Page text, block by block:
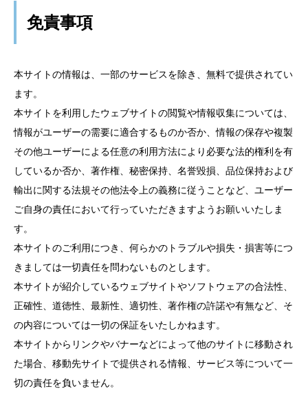
免責事項
本サイトの情報は、一部のサービスを除き、無料で提供されてい
ます。
本サイトを利用したウェブサイトの閲覧や情報収集については、
情報がユーザーの需要に適合するものか否か、情報の保存や複製
その他ユーザーによる任意の利用方法により必要な法的権利を有
しているか否か、著作権、秘密保持、名誉毀損、品位保持および
輸出に関する法規その他法令上の義務に従うことなど、ユーザー
ご自身の責任において行っていただきますようお願いいたしま
す。
本サイトのご利用につき、何らかのトラブルや損失・損害等につ
きましては一切責任を問わないものとします。
本サイトが紹介しているウェブサイトやソフトウェアの合法性、
正確性、道徳性、最新性、適切性、著作権の許諾や有無など、そ
の内容については一切の保証をいたしかねます。
本サイトからリンクやバナーなどによって他のサイトに移動され
た場合、移動先サイトで提供される情報、サービス等について一
切の責任を負いません。